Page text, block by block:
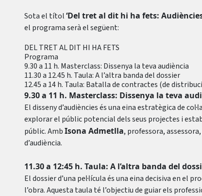
Sota el títol‘Del tret al dit hi ha fets:
el programa serà el següent:
DEL TRET AL DIT HI HA FETS
Programa
9.30 a 11 h. Masterclass: Dissenya la teva audiència
11.30 a 12.45 h. Taula: A l’altra banda del dossier
12.45 a 14 h. Taula: Batalla de contractes (de
9.30 a 11 h. Masterclass: Dissenya la teva
El disseny d’audiències és una eina estratègica de
explorar el públic potencial dels seus projectes i
públic. AmbIsona Admetlla, professora,
d’audiència.
11.30 a 12:45 h. Taula: A l’altra banda del
El dossier d’una pel·lícula és una eina decisiva en el
l’obra. Aquesta taula té l’objectiu de guiar els